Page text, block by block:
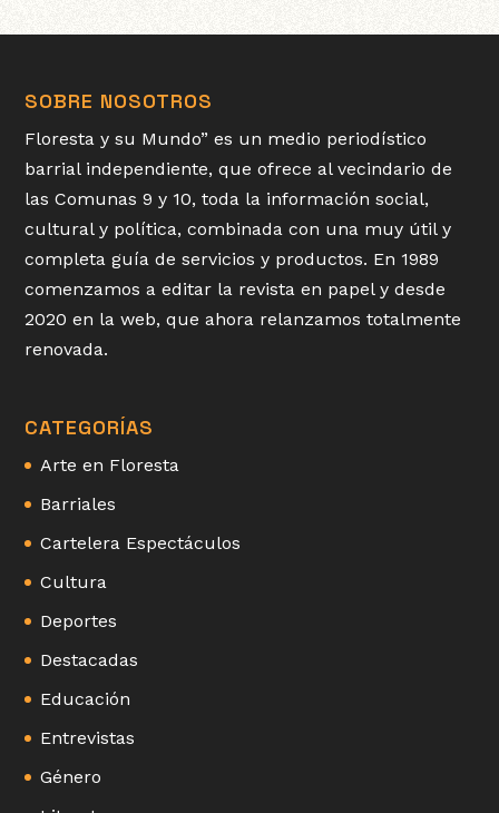
SOBRE NOSOTROS
Floresta y su Mundo” es un medio periodístico
barrial independiente, que ofrece al vecindario de
las Comunas 9 y 10, toda la información social,
cultural y política, combinada con una muy útil y
completa guía de servicios y productos. En 1989
comenzamos a editar la revista en papel y desde
2020 en la web, que ahora relanzamos totalmente
renovada.
CATEGORÍAS
Arte en Floresta
Barriales
Cartelera Espectáculos
Cultura
Deportes
Destacadas
Educación
Entrevistas
Género